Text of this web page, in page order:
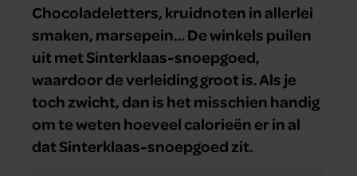
Chocoladeletters, kruidnoten in allerlei
smaken, marsepein… De winkels puilen
uit met Sinterklaas-snoepgoed,
waardoor de verleiding groot is. Als je
toch zwicht, dan is het misschien handig
om te weten hoeveel calorieën er in al
dat Sinterklaas-snoepgoed zit.